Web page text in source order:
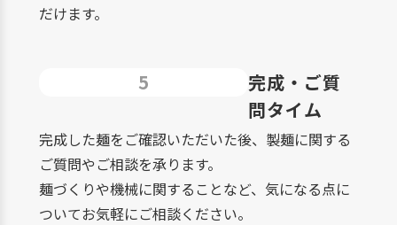
だけます。
5
完成・ご質
問タイム
完成した麺をご確認いただいた後、製麺に関する
ご質問やご相談を承ります。
麺づくりや機械に関することなど、気になる点に
ついてお気軽にご相談ください。